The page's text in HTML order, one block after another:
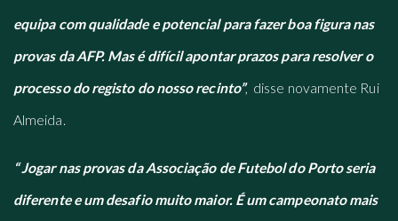
equipa com qualidade e potencial para fazer boa figura nas
provas da AFP. Mas é difícil apontar prazos para resolver o
processo do registo do nosso recinto”, disse novamente Rui
Almeida.
“ Jogar nas provas da Associação de Futebol do Porto seria
diferente e um desafio muito maior. É um campeonato mais